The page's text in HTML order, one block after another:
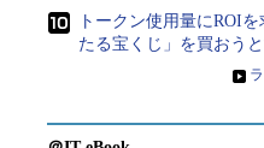
トークン使用量にROI
たる宝くじ」を買おう
»